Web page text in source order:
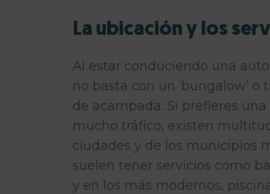
La ubicación y los
Al estar conduciendo una
no basta con un ‘bungalow’
de acampada. Si prefieres
mucho tráfico, existen
ciudades y de los municipios
suelen tener servicios como
y en los más modernos,